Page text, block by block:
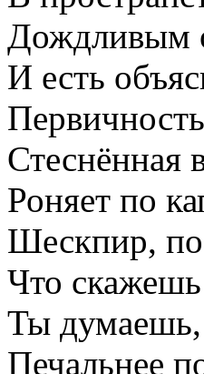
Дождливым
И есть
Стеснённая
Роняет по
Шескпир,
Что
Ты думаешь,
Печальнее